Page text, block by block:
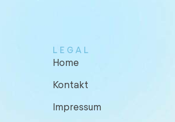
LEGAL
Home
Kontakt
Impressum